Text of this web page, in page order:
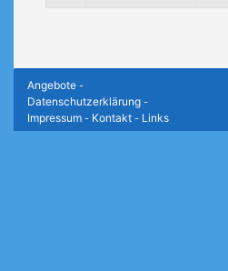
Angebote -
Datenschutzerklärung -
Impressum - Kontakt - Links